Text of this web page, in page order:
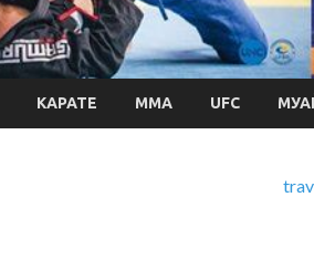
КАРАТЕ MMA UFC